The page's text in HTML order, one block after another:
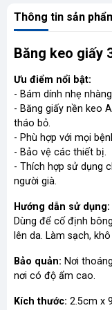
Thông tin sản
Băng keo giấy
Ưu điểm nổi bật:
- Bám dính nhẹ
- Băng giấy nền keo
tháo bỏ.
- Phù hợp với mọi
- Bảo vệ các thiết bị.
- Thích hợp sử dụng
người già.
Hướng dẫn sử dụng:
Dùng để cố định
lên da. Làm sạch,
Bảo quản: Nơi
nơi có độ ẩm cao.
Kích thước: 2.5cm x